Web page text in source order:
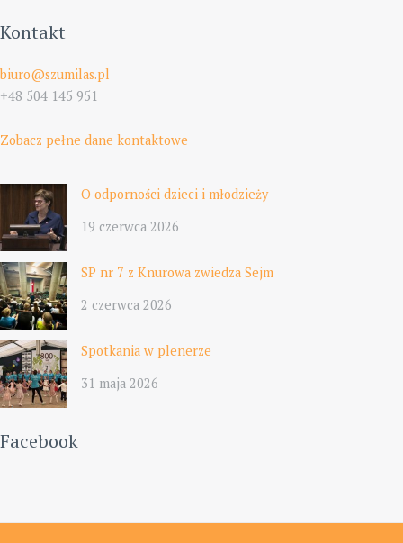
Kontakt
biuro@szumilas.pl
+48 504 145 951
Zobacz pełne dane kontaktowe
O odporności dzieci i młodzieży
19 czerwca 2026
SP nr 7 z Knurowa zwiedza Sejm
2 czerwca 2026
Spotkania w plenerze
31 maja 2026
Facebook